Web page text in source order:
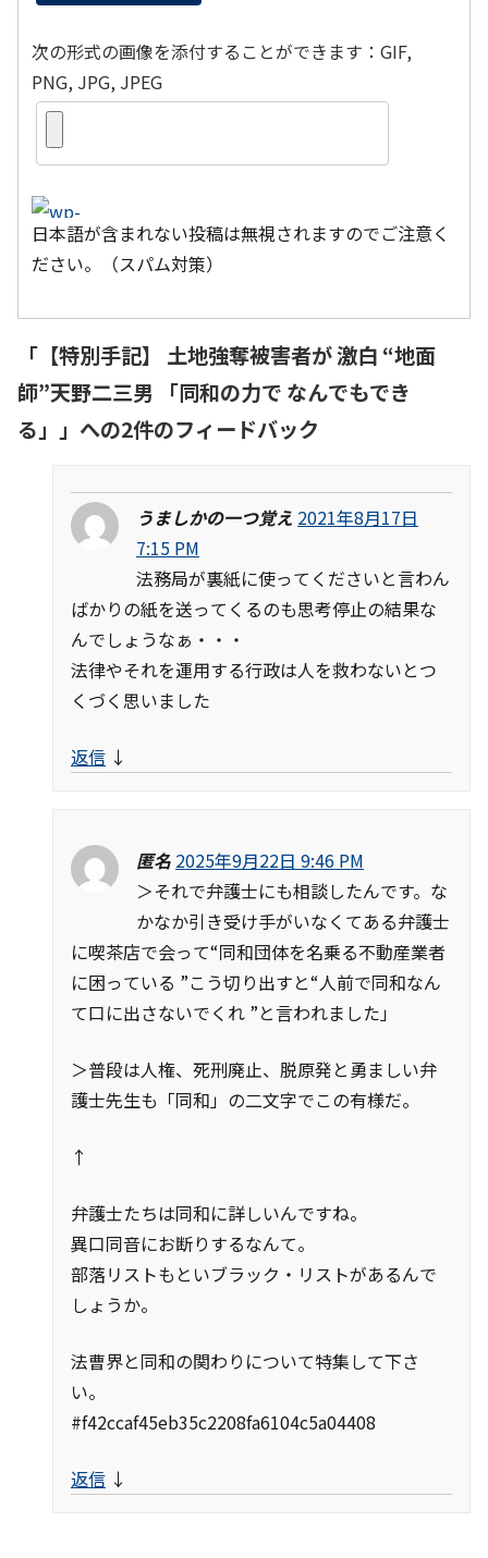
次の形式の画像を添付することができます：GIF,
PNG, JPG, JPEG
日本語が含まれない投稿は無視されますのでご注意く
ださい。（スパム対策）
「 【特別手記】 土地強奪被害者が 激白 “地面
師”天野二三男 「同和の力で なんでもでき
る」 」への2件のフィードバック
うましかの一つ覚え 2021年8月17日
7:15 PM
法務局が裏紙に使ってくださいと言わん
ばかりの紙を送ってくるのも思考停止の結果な
んでしょうなぁ・・・
法律やそれを運用する行政は人を救わないとつ
くづく思いました
返信 ↓
匿名 2025年9月22日 9:46 PM
＞それで弁護士にも相談したんです。な
かなか引き受け手がいなくてある弁護士
に喫茶店で会って“同和団体を名乗る不動産業者
に困っている ”こう切り出すと“人前で同和なん
て口に出さないでくれ ”と言われました」
＞普段は人権、死刑廃止、脱原発と勇ましい弁
護士先生も「同和」の二文字でこの有様だ。
↑
弁護士たちは同和に詳しいんですね。
異口同音にお断りするなんて。
部落リストもといブラック・リストがあるんで
しょうか。
法曹界と同和の関わりについて特集して下さ
い。
#f42ccaf45eb35c2208fa6104c5a04408
返信 ↓